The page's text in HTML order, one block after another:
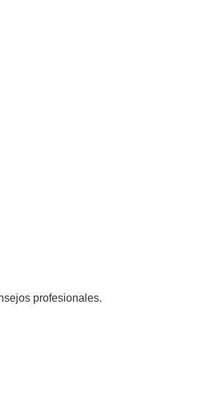
profesionales.